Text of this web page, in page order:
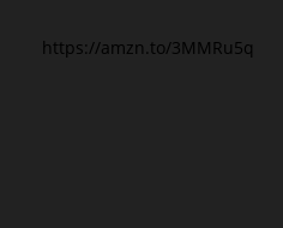
https://amzn.to/3MMRu5q